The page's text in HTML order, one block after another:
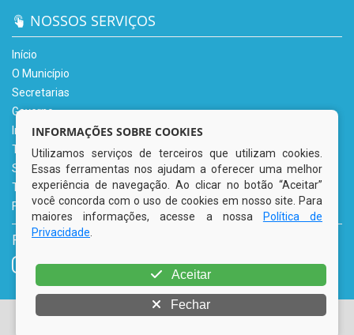
NOSSOS SERVIÇOS
Início
O Município
Secretarias
Governo
Informe-se
Transparência
Serviços Digitais
Tributário
Fale Conosco
REDES SOCIAIS
© Copyright 2026 Prefeitura Municipal de Tacaimbó | Todos
INFORMAÇÕES SOBRE COOKIES
Utilizamos serviços de terceiros que utilizam cookies.
Essas ferramentas nos ajudam a oferecer uma melhor
experiência de navegação. Ao clicar no botão “Aceitar”
você concorda com o uso de cookies em nosso site. Para
maiores informações, acesse a nossa
Política de
Privacidade
Aceitar
Fechar